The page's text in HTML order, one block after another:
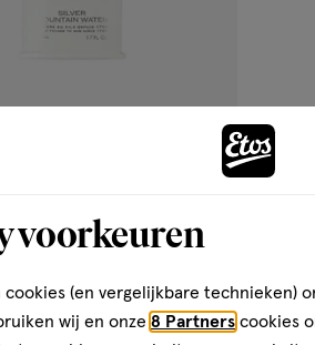
99
Eau De Parfum 50
Toevoegenverhoog aantal met één ,
voorkeuren
cookies (en vergelijkbare technieken)
wij en onze 8 Partners cookies